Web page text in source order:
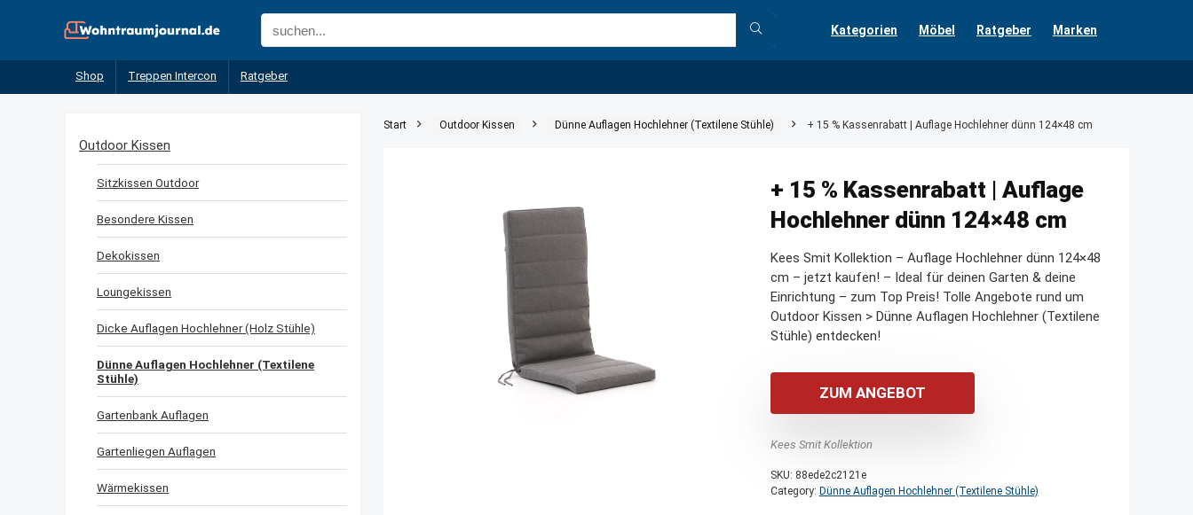
Kategorien Möbel Ratgeber Marken
Shop Treppen Intercon Ratgeber
Start Outdoor Kissen Dünne Auflagen Hochlehner (Textilene Stühle) + 15 % Kassenrabatt | Auflage Hochlehner dünn 124×48 cm
+ 15 % Kassenrabatt | Auflage
Hochlehner dünn 124×48 cm
Kees Smit Kollektion – Auflage Hochlehner dünn 124×48
cm – jetzt kaufen! – Ideal für deinen Garten & deine
Einrichtung – zum Top Preis! Tolle Angebote rund um
Outdoor Kissen > Dünne Auflagen Hochlehner (Textilene
Stühle) entdecken!
ZUM ANGEBOT
Kees Smit Kollektion
SKU: 88ede2c2121e
Category: Dünne Auflagen Hochlehner (Textilene Stühle)
Outdoor Kissen
Sitzkissen Outdoor
Besondere Kissen
Dekokissen
Loungekissen
Dicke Auflagen Hochlehner (Holz Stühle)
Dünne Auflagen Hochlehner (Textilene
Stühle)
Gartenbank Auflagen
Gartenliegen Auflagen
Wärmekissen